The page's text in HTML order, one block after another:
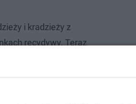
i kradzieży z
recydywy. Teraz
– dodaje policja.